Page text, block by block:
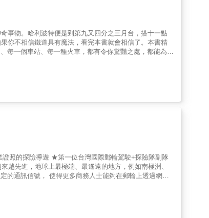
事物。哈利波特便是到第九又四分之三月台，搭十一點
你不相信鐵道具有魔法，看完本書就會相信了。本書精
一個車站、每一種火車，都有令你驚豔之處，都能為你
、長崎如賓士房車般豪華的「海鷗號」、滑鐵盧車站令人
時，作者偶而會將該景點有關的電影、文學作品中的情
照的探險導遊 ★第一位台灣國際郵輪駕駛+探險隊副隊
的通訊信號， 使得更多商務人士能夠在郵輪上透過網路
講師，亦航行世界各地， 書中就是他將自己、遇到的旅
＋工作賺錢 臺灣第一位國際郵輪駕駛、極地探險隊副隊
新舊郵輪需要大量的華語工作人員，外文系、旅館系、